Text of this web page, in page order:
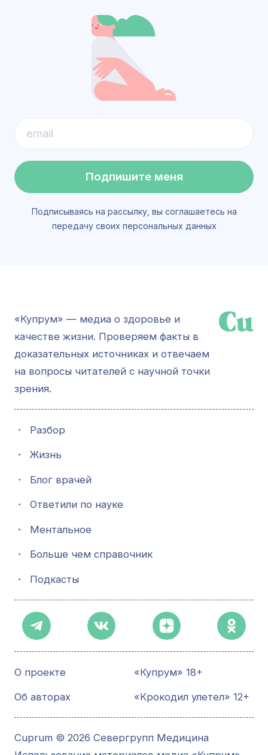
Подпишите меня
Подписываясь на рассылку, вы соглашаетесь на
передачу своих персональных данных
«Купрум» — медиа о здоровье и
качестве жизни. Проверяем факты в
доказательных источниках и отвечаем
на вопросы читателей с научной точки
зрения.
・ Разбор
・ Жизнь
・ Блог врачей
・ Ответили по науке
・ Ментальное
・ Больше чем справочник
・ Подкасты
О проекте
Об авторах
«Купрум» 18+
«Крокодил улетел» 12+
Cuprum © 2026 Севергрупп Медицина